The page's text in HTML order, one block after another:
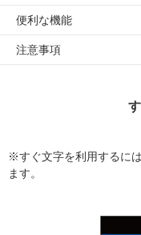
便利な機能
注意事項
※すぐ文字を利用するに
ます。